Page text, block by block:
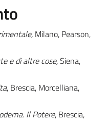
Milano, Pearson,
e di altre cose,Siena,
, Brescia, Morcelliana,
Il Potere, Brescia,